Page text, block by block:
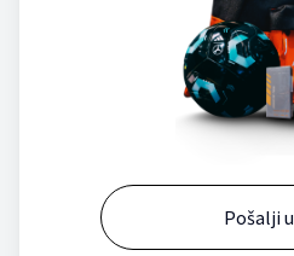
Pošalji